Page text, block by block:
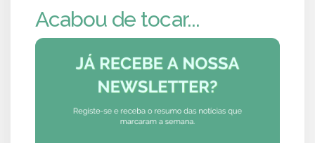
Acabou de tocar...